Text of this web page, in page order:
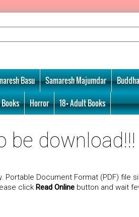
Basu Samaresh Majumdar
Horror 18+ Adult Books
be download!!!
Portable Document Format (PDF) file
click Read Online button and wait